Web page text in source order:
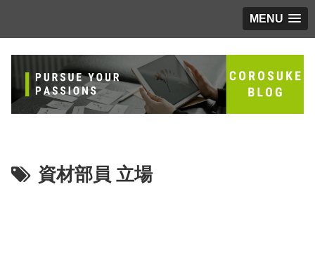
MENU
資材部員 立場